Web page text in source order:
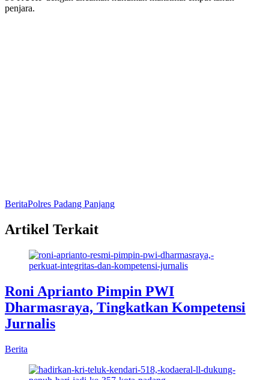
penjara.
BeritaPolres Padang Panjang
Artikel Terkait
Roni Aprianto Pimpin PWI
Dharmasraya, Tingkatkan Kompetensi
Jurnalis
Berita